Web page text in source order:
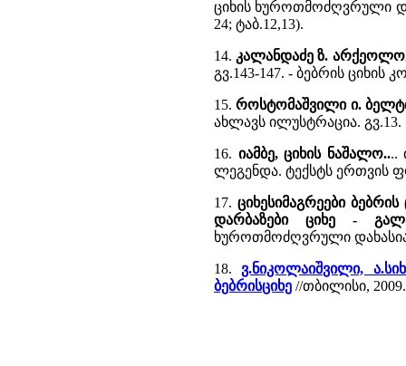
ციხის ხუროთმოძღვრული
24; ტაბ.12,13).
14. კალანდაძე ზ.
გვ.143-147. - ბებრის
15.როსტომაშვილი ი.
ახლავს ილუსტრაცია. გვ.13.
16. იამბე, ციხის ნაშალო....
ლეგენდა. ტექსტს ერთვის
17. ციხესიმაგრეები
დარბაზები ციხე -
ხუროთმოძღვრული
18. ვ.ნიკოლაიშვილი,
ბებრისციხე //თბილისი, 2009.